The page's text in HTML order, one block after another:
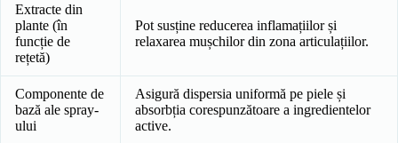
Extracte din
plante (în
funcție de
rețetă)
Pot susține reducerea inflamațiilor și
relaxarea mușchilor din zona articulațiilor.
Componente de
bază ale spray-
ului
Asigură dispersia uniformă pe piele și
absorbția corespunzătoare a ingredientelor
active.